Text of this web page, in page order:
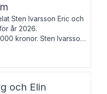
Sten Ivarsson Eric och
år 2026.
kronor. Sten Ivarsson,
vid
Här har han på
och Elin